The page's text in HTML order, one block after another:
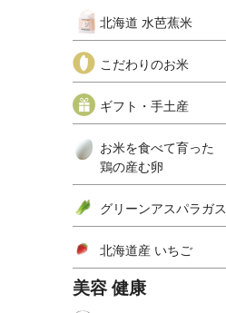
北海道 水芭蕉米
こだわりのお米
ギフト・手土産
お米を食べて育った
鶏の産む卵
グリーンアスパラガス
北海道産 いちご
美容 健康